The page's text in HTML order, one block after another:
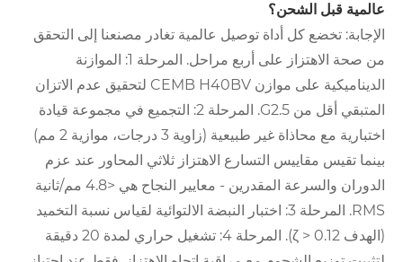
عالمية قبل الشحن؟
الإجابة: تخضع كل أداة توصيل عالمية تغادر مصنعنا إلى التحقق
من صحة الاهتزاز على أربع مراحل. المرحلة 1: الموازنة
الديناميكية على موازن CEMB H40BV لتحقيق عدم الاتزان
المتبقي أقل من G2.5. المرحلة 2: التجميع في مجموعة قيادة
اختبارية مع محاذاة غير طبيعية (زاوية 3 درجات، موازية 2 مم)
بينما تقيس مقاييس التسارع الاهتزاز ثلاثي المحاور عند عزم
الدوران والسرعة المقدرين - معايير النجاح هي <4.8 مم/ثانية
RMS. المرحلة 3: اختبار النبضة الالتوائية لقياس نسبة التخميد
(الهدف ζ > 0.12). المرحلة 4: تشغيل حراري لمدة 20 دقيقة